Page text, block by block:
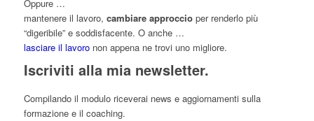
Oppure …
mantenere il lavoro, cambiare approccioper renderlo più
“digeribile” e soddisfacente. O anche …
lasciare il lavoronon appena ne trovi uno migliore.
Iscriviti alla mia newsletter.
Compilando il modulo riceverai news e aggiornamenti sulla
formazione e il coaching.